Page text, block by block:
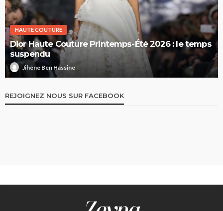
HAUTE COUTURE
Dior Haute Couture Printemps-Été 2026 : le temps
suspendu
Jihène Ben Hassine
REJOIGNEZ NOUS SUR FACEBOOK